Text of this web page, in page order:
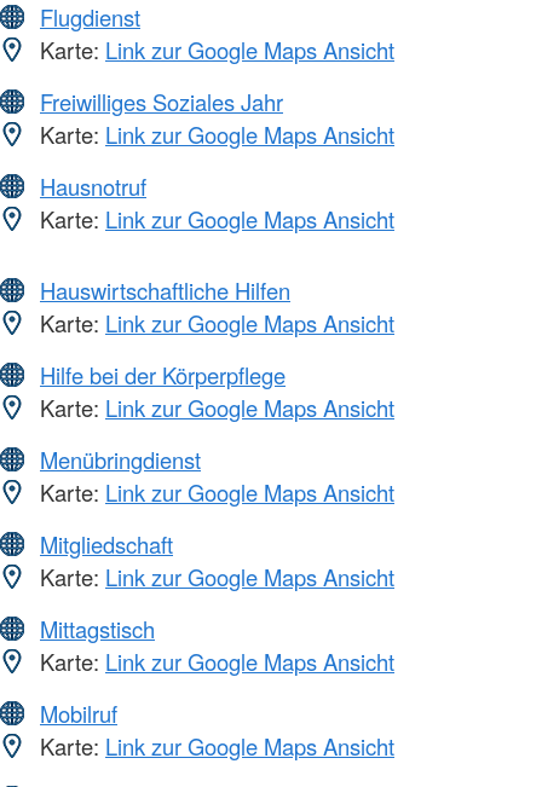
Flugdienst
Karte: Link zur Google Maps Ansicht
Freiwilliges Soziales Jahr
Karte: Link zur Google Maps Ansicht
Hausnotruf
Karte: Link zur Google Maps Ansicht
Hauswirtschaftliche Hilfen
Karte: Link zur Google Maps Ansicht
Hilfe bei der Körperpflege
Karte: Link zur Google Maps Ansicht
Menübringdienst
Karte: Link zur Google Maps Ansicht
Mitgliedschaft
Karte: Link zur Google Maps Ansicht
Mittagstisch
Karte: Link zur Google Maps Ansicht
Mobilruf
Karte: Link zur Google Maps Ansicht